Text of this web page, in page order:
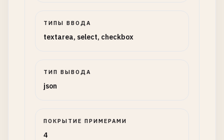
ТИПЫ ВВОДА
textarea, select, checkbox
ТИП ВЫВОДА
json
ПОКРЫТИЕ ПРИМЕРАМИ
4